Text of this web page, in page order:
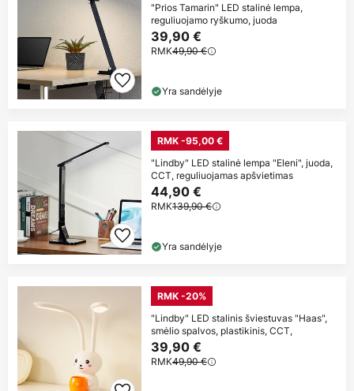
"Prios Tamarin" LED stalinė lempa,
reguliuojamo ryškumo, juoda
39,90 €
RMK49,90 €
Yra sandėlyje
RMK -95,00 €
"Lindby" LED stalinė lempa "Eleni", juoda,
CCT, reguliuojamas apšvietimas
44,90 €
RMK139,90 €
Yra sandėlyje
RMK -20%
"Lindby" LED stalinis šviestuvas "Haas",
smėlio spalvos, plastikinis, CCT,
39,90 €
RMK49,90 €